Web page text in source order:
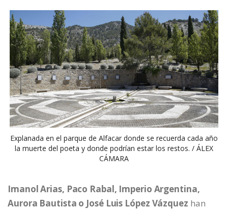
Explanada en el parque de Alfacar donde se recuerda cada año
la muerte del poeta y donde podrían estar los restos. / ÁLEX
CÁMARA
Imanol Arias, Paco Rabal, Imperio Argentina,
Aurora Bautista o José Luis López Vázquez han